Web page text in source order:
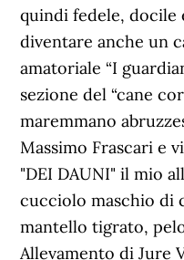
quindi fedele, docile
diventare anche un
amatoriale “I
sezione del “cane
maremmano
Massimo Frascari e
"DEI DAUNI" il mio
cucciolo maschio di
mantello tigrato,
Allevamento di Jure